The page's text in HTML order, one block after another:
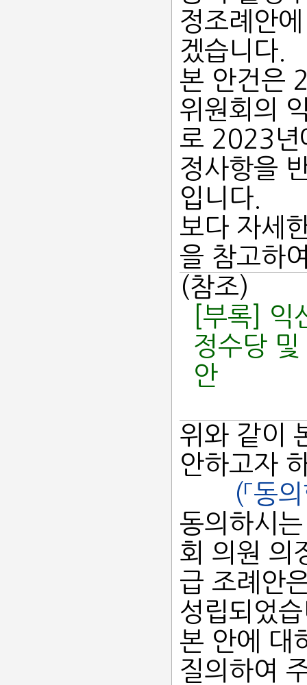
정조례안
겠습니다.
본 안건은
위원회의
로 2023년
정사항을
입니다.
보다 자세
을 참고하
(참조)
[부록] 익
정수당
안
위와 같이
안하고자
(「동
동의하시
회 의원 의
급 조례안
성립되었
본 안에 대
질의하여